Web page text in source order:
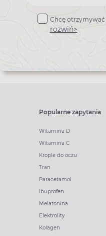
do
newslettera
Chcę
rozwiń>
Popularne zapytania
Witamina D
Witamina C
Krople do oczu
Tran
Paracetamol
Ibuprofen
Melatonina
Elektrolity
Kolagen